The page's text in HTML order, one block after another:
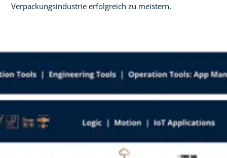
Verpackungsindustrie erfolgreich zu meistern. ​